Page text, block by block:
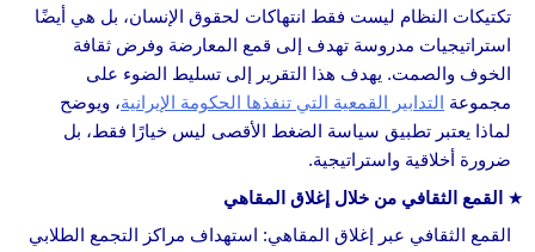
تكتيكات النظام ليست فقط انتهاكات لحقوق الإنسان، بل هي أيضًا
استراتيجيات مدروسة تهدف إلى قمع المعارضة وفرض ثقافة
الخوف والصمت. يهدف هذا التقرير إلى تسليط الضوء على
مجموعة التدابير القمعية التي تنفذها الحكومة الإيرانية، ويوضح
لماذا يعتبر تطبيق سياسة الضغط الأقصى ليس خيارًا فقط، بل
ضرورة أخلاقية واستراتيجية.
القمع الثقافي من خلال إغلاق المقاهي
القمع الثقافي عبر إغلاق المقاهي: استهداف مراكز التجمع الطلابي